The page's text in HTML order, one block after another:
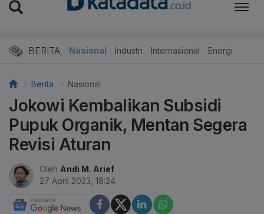
BERITA Nasional Industri Internasional Energi
Berita Nasional
Jokowi Kembalikan Subsidi
Pupuk Organik, Mentan Segera
Revisi Aturan
Oleh Andi M. Arief
27 April 2023, 18:24